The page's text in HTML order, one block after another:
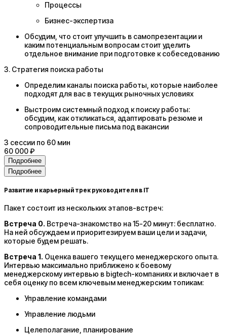
Процессы
Бизнес-экспертиза
Обсудим, что стоит улучшить в самопрезентации и
каким потенциальным вопросам стоит уделить
отдельное внимание при подготовке к собеседованию
3. Стратегия поиска работы
Определим каналы поиска работы, которые наиболее
подходят для вас в текущих рыночных условиях
Выстроим системный подход к поиску работы:
обсудим, как откликаться, адаптировать резюме и
сопроводительные письма под вакансии
3 сессии по 60 мин
60 000 ₽
Подробнее
Подробнее
Развитие и карьерный трек руководителя в IT
Пакет состоит из нескольких этапов-встреч:
Встреча 0. Встреча-знакомство на 15-20 минут: бесплатно.
На ней обсуждаем и приоритезируем ваши цели и задачи,
которые будем решать.
Встреча 1. Оценка вашего текущего менеджерского опыта.
Интервью максимально приближено к боевому
менеджерскому интервью в bigtech-компаниях и включает в
себя оценку по всем ключевым менеджерским топикам:
Управление командами
Управление людьми
Целеполагание, планирование